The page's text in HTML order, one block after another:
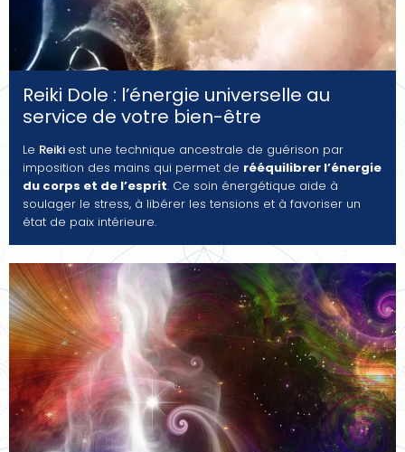
Reiki Dole : l’énergie universelle au
service de votre bien-être
Le Reiki est une technique ancestrale de guérison par
imposition des mains qui permet de rééquilibrer l’énergie
du corps et de l’esprit. Ce soin énergétique aide à
soulager le stress, à libérer les tensions et à favoriser un
état de paix intérieure.